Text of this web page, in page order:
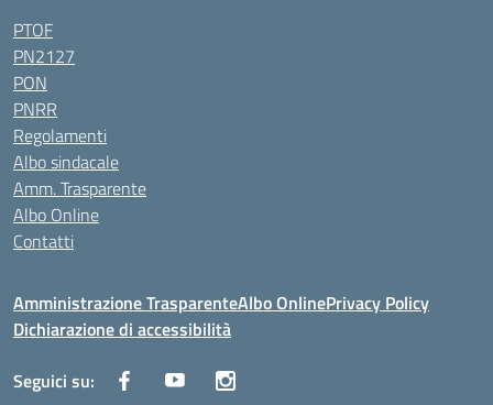
PTOF
PN2127
PON
PNRR
Regolamenti
Albo sindacale
Amm. Trasparente
Albo Online
Contatti
Amministrazione TrasparenteAlbo OnlinePrivacy Policy
Dichiarazione di accessibilità
Seguici su: